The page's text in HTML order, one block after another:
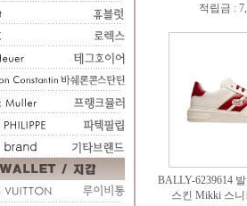
적립금 :
BALLY-6239614
스킨 Mikki 스